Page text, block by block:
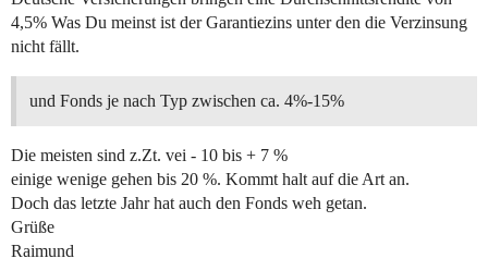
4,5% Was Du meinst ist der Garantiezins unter den die Verzinsung
nicht fällt.
und Fonds je nach Typ zwischen ca. 4%-15%
Die meisten sind z.Zt. vei - 10 bis + 7 %
einige wenige gehen bis 20 %. Kommt halt auf die Art an.
Doch das letzte Jahr hat auch den Fonds weh getan.
Grüße
Raimund